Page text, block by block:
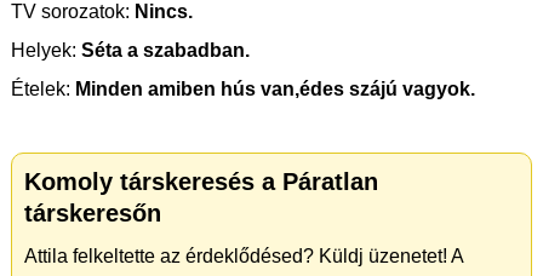
TV sorozatok: Nincs.
Helyek: Séta a szabadban.
Ételek: Minden amiben hús van,édes szájú vagyok.
Komoly társkeresés a Páratlan
társkeresőn
Attila felkeltette az érdeklődésed? Küldj üzenetet! A